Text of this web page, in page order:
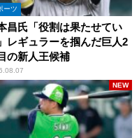
ーツ
昌氏「役割は果たせてい
レギュラーを掴んだ巨人2
の新人王候補
NEW